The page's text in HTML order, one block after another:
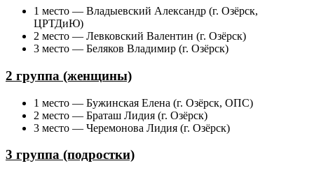
1 место — Владыевский Александр (г. Озёрск,
ЦРТДиЮ)
2 место — Левковский Валентин (г. Озёрск)
3 место — Беляков Владимир (г. Озёрск)
2 группа (женщины)
1 место — Бужинская Елена (г. Озёрск, ОПС)
2 место — Браташ Лидия (г. Озёрск)
3 место — Черемонова Лидия (г. Озёрск)
3 группа (подростки)